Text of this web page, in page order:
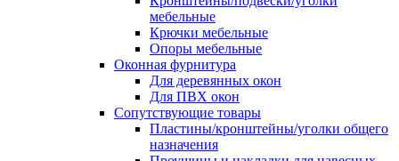
мебельные
Крючки мебельные
Опоры мебельные
Оконная фурнитура
Для деревянных окон
Для ПВХ окон
Сопутствующие товары
Пластины/кронштейны/уголки общего
назначения